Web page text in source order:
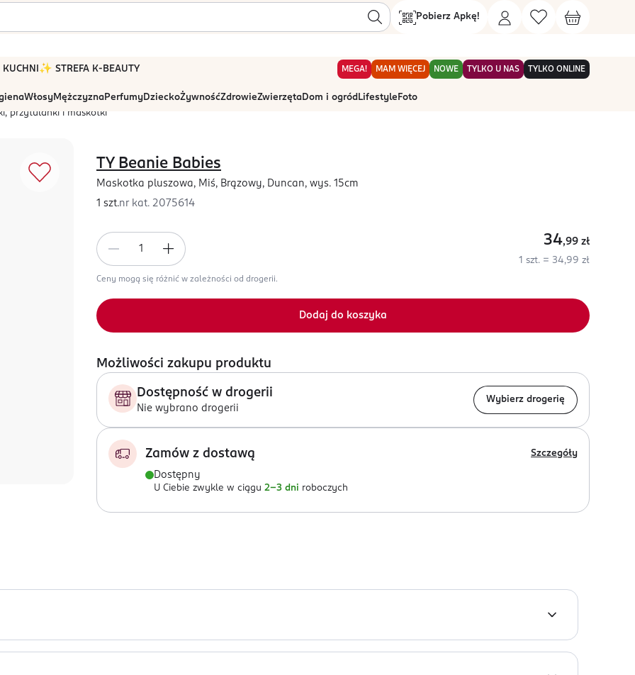
Pobierz Apkę!
KUCHNI ✨ STREFA K-BEAUTY MEGA! MAM WIĘCEJ NOWE TYLKO U NAS TYLKO ONLINE
WłosyMężczyznaPerfumyDzieckoŻywnośćZdrowieZwierzętaDom i ogród Lifestyle Foto
przytulanki i maskotki
TY Beanie Babies
Maskotka pluszowa, Miś, Brązowy, Duncan, wys. 15cm
1 szt.nr kat. 2075614
34,99 zł
1 szt. = 34,99 zł
Ceny mogą się różnić w zależności od drogerii.
Dodaj do koszyka
Możliwości zakupu produktu
Dostępność w drogerii
Nie wybrano drogerii
Wybierz drogerię
Zamów z dostawą Szczegóły
Dostępny
U Ciebie zwykle w ciągu 2-3 dni roboczych
uroczego, brązowego misia. Jego słodkie spojrzenie roztopi serduszko każdego dziecka!